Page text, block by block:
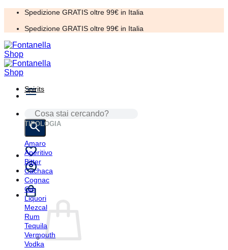
Salta
contenuti
Spedizione GRATIS oltre 99€ in Italia
Spedizione GRATIS oltre 99€ in Italia
CERCA:
Spirits
TIPOLOGIA
Amaro
Aperitivo
Bitter
Cachaca
Cognac
Gin
Liquori
Mezcal
Rum
Tequila
Vermouth
Vodka